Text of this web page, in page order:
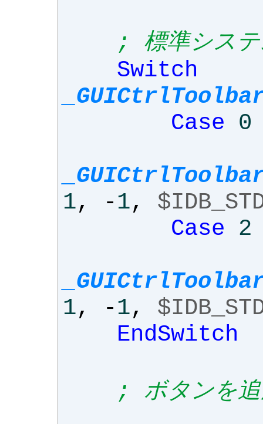
; 標準システ
Switch
Case 0
1, -1,
Case 2
1, -1,
EndSwitch
; ボタンを